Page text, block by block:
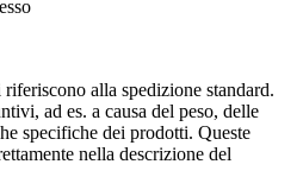
alla spedizione standard.
ad es. a causa del peso, delle
specifiche dei prodotti. Queste
nella descrizione del